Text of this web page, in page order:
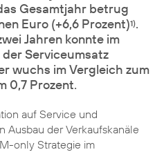
Gesamtjahr betrug
Euro (+6,6 Prozent)1).
Jahren konnte im
Serviceumsatz
wuchs im Vergleich zum
0,7 Prozent.
auf Service und
Ausbau der Verkaufskanäle
only Strategie im